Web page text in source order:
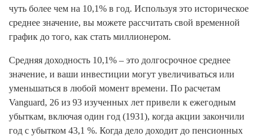
чуть более чем на 10,1% в год. Используя это историческое
среднее значение, вы можете рассчитать свой временной
график до того, как стать миллионером.
Средняя доходность 10,1% – это долгосрочное среднее
значение, и ваши инвестиции могут увеличиваться или
уменьшаться в любой момент времени. По расчетам
Vanguard, 26 из 93 изученных лет привели к ежегодным
убыткам, включая один год (1931), когда акции закончили
год с убытком 43,1 %. Когда дело доходит до пенсионных